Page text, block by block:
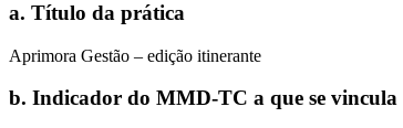
a. Título da prática
Aprimora Gestão – edição itinerante
b. Indicador do MMD-TC a que se vincula